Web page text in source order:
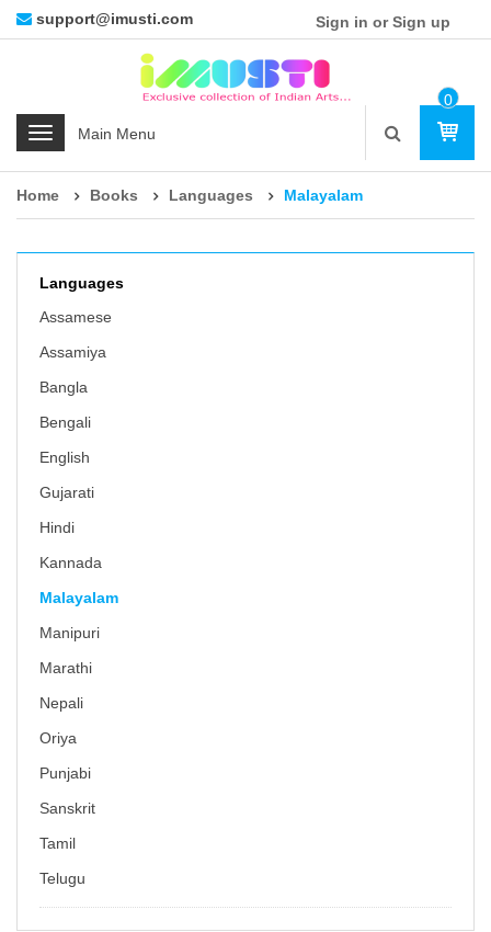
support@imusti.com Sign in or Sign up
C
o
r
s
0
Ite
Home Books Languages Malayalam
Languages
Assamese
Assamiya
Bangla
Bengali
English
Gujarati
Hindi
Kannada
Malayalam
Manipuri
Marathi
Nepali
Oriya
Punjabi
Sanskrit
Tamil
Telugu